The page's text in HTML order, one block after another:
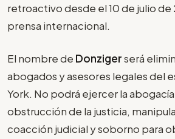
retroactivo desde el 10 de julio de
prensa internacional.
El nombre de Donzigerserá
abogados y asesores legales del
York. No podrá ejercer la
obstrucción de la justicia,
coacción judicial y soborno para